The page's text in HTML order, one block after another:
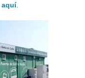
aquí.